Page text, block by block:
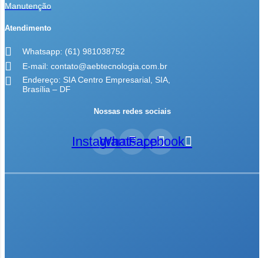
Manutenção
Atendimento
Whatsapp: (61) 981038752
E-mail: contato@aebtecnologia.com.br
Endereço: SIA Centro Empresarial, SIA,
Brasília – DF
Nossas redes sociais
Instagram
WhatsappFacebook